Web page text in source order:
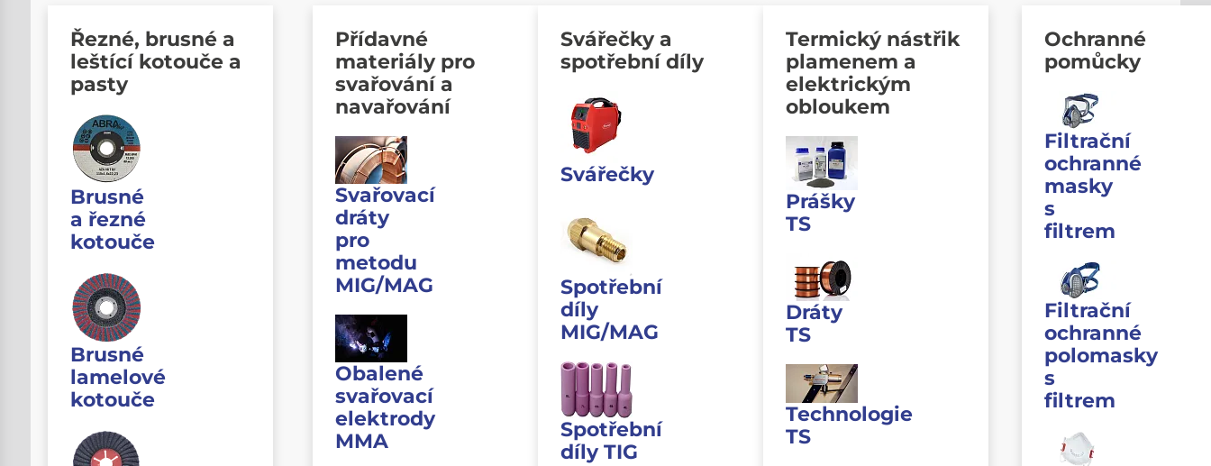
Řezné, brusné a
leštící kotouče a
pasty
Brusné
a řezné
kotouče
Brusné
lamelové
kotouče
Přídavné
materiály pro
svařování a
navařování
Svařovací
dráty
pro
metodu
MIG/MAG
Obalené
svařovací
elektrody
MMA
Svářečky a
spotřební díly
Svářečky
Spotřební
díly
MIG/MAG
Spotřební
díly TIG
Termický nástřik
plamenem a
elektrickým
obloukem
Prášky
TS
Dráty
TS
Technologie
TS
Ochranné
pomůcky
Filtrační
ochranné
masky
s
filtrem
Filtrační
ochranné
polomasky
s
filtrem